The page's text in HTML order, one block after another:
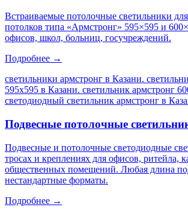
Встраиваемые потолочные светильники
потолков типа «Армстронг» 595×595 и
офисов, школ, больниц, госучреждений.
Подробнее →
светильники армстронг в Казани.
595х595 в Казани. светильник армстронг
светодиодный светильник армстронг в
Подвесные потолочные
Подвесные и потолочные светодиодные
тросах и креплениях для офисов, ритейла,
общественных помещений. Любая длина
нестандартные форматы.
Подробнее →